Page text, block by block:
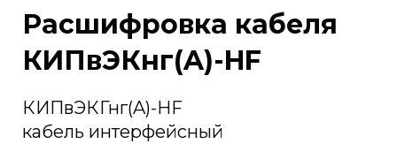
Расшифровка кабеля
КИПвЭКнг(A)-HF
КИПвЭКГнг(A)-HF
кабель интерфейсный